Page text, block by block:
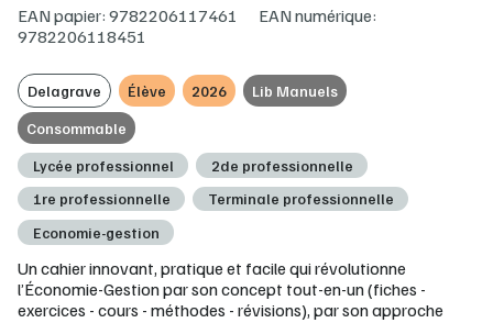
EAN papier: 9782206117461
EAN numérique:
9782206118451
Delagrave Élève 2026
Lib Manuels
Consommable
Lycée professionnel
2de professionnelle
1re professionnelle
Terminale professionnelle
Economie-gestion
Un cahier innovant, pratique et facile qui révolutionne
l’Économie-Gestion par son concept tout-en-un (fiches -
exercices - cours - méthodes - révisions), par son approche